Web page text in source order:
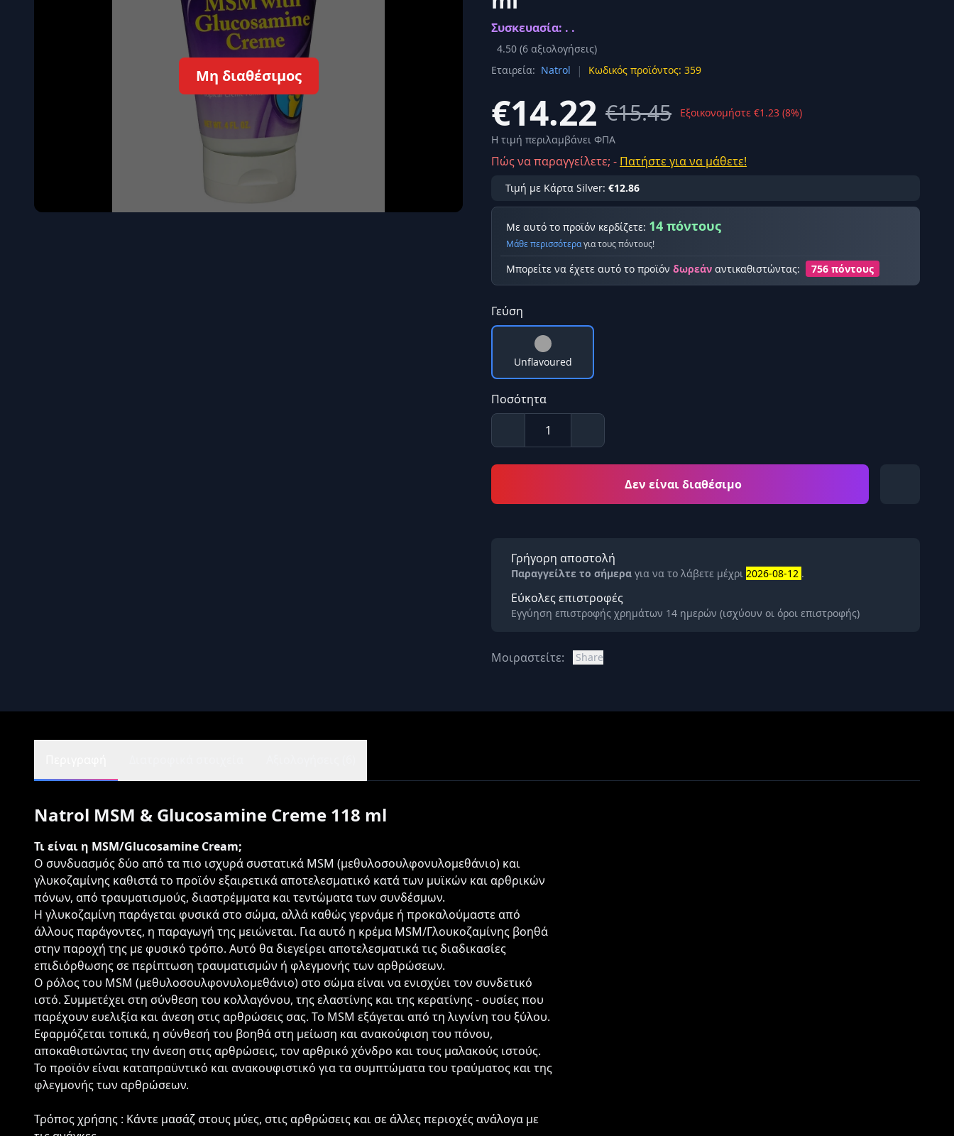
Όγκου
Διεγερτικά
Τεστοστερόνης
Μη διαθέσιμος
Συσκευασία: . .
4.50 (6 αξιολογήσεις)
Εταιρεία: Natrol | Κωδικός προϊόντος: 359
€14.22 €15.45
Εξοικονομήστε €1.23 (8%)
Η τιμή περιλαμβάνει ΦΠΑ
Πώς να παραγγείλετε; - Πατήστε για να μάθετε!
Τιμή με Κάρτα Silver: €12.86
Με αυτό το προϊόν κερδίζετε: 14 πόντους
Μάθε περισσότεραγια τους πόντους!
Μπορείτε να έχετε αυτό το προϊόν δωρεάν αντικαθιστώντας: 756 πόντους
Γεύση
Unflavoured
Ποσότητα
Δεν είναι διαθέσιμο
Γρήγορη αποστολή
Παραγγείλτε το σήμερα για να το λάβετε μέχρι 2026-08-12 .
Εύκολες επιστροφές
Εγγύηση επιστροφής χρημάτων 14 ημερών (ισχύουν οι όροι επιστροφής)
Μοιραστείτε: Share
Natrol MSM & Glucosamine Creme 118 ml
Τι είναι η MSM/Glucosamine Cream;
Ο συνδυασμός δύο από τα πιο ισχυρά συστατικά MSM (μεθυλοσουλφονυλομεθάνιο) και
γλυκοζαμίνης καθιστά το προϊόν εξαιρετικά αποτελεσματικό κατά των μυϊκών και αρθρικών
πόνων, από τραυματισμούς, διαστρέμματα και τεντώματα των συνδέσμων.
Η γλυκοζαμίνη παράγεται φυσικά στο σώμα, αλλά καθώς γερνάμε ή προκαλούμαστε από
άλλους παράγοντες, η παραγωγή της μειώνεται. Για αυτό η κρέμα MSM/Γλουκοζαμίνης βοηθά
στην παροχή της με φυσικό τρόπο. Αυτό θα διεγείρει αποτελεσματικά τις διαδικασίες
επιδιόρθωσης σε περίπτωση τραυματισμών ή φλεγμονής των αρθρώσεων.
Ο ρόλος του MSM (μεθυλοσουλφονυλομεθάνιο) στο σώμα είναι να ενισχύει τον συνδετικό
ιστό. Συμμετέχει στη σύνθεση του κολλαγόνου, της ελαστίνης και της κερατίνης - ουσίες που
παρέχουν ευελιξία και άνεση στις αρθρώσεις σας. Το MSM εξάγεται από τη λιγνίνη του ξύλου.
Εφαρμόζεται τοπικά, η σύνθεσή του βοηθά στη μείωση και ανακούφιση του πόνου,
αποκαθιστώντας την άνεση στις αρθρώσεις, τον αρθρικό χόνδρο και τους μαλακούς ιστούς.
Το προϊόν είναι καταπραϋντικό και ανακουφιστικό για τα συμπτώματα του τραύματος και της
φλεγμονής των αρθρώσεων.
Τρόπος χρήσης : Κάντε μασάζ στους μύες, στις αρθρώσεις και σε άλλες περιοχές ανάλογα με
Σύνδεση
Εγγραφείτε εδώ
Επιστροφή